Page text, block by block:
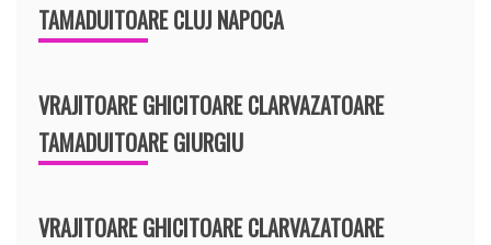
TAMADUITOARE CLUJ NAPOCA
VRAJITOARE GHICITOARE CLARVAZATOARE
TAMADUITOARE GIURGIU
VRAJITOARE GHICITOARE CLARVAZATOARE